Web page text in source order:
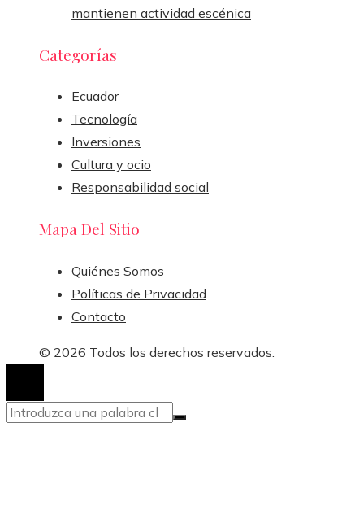
mantienen actividad escénica
Categorías
Ecuador
Tecnología
Inversiones
Cultura y ocio
Responsabilidad social
Mapa Del Sitio
Quiénes Somos
Políticas de Privacidad
Contacto
© 2026 Todos los derechos reservados.